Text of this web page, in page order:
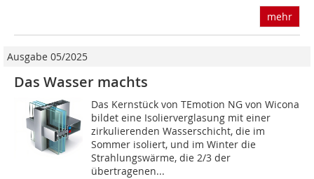
mehr
Ausgabe 05/2025
Das Wasser machts
Das Kernstück von TEmotion NG von Wicona
bildet eine Isolierverglasung mit einer
zirkulierenden Wasserschicht, die im
Sommer isoliert, und im Winter die
Strahlungswärme, die 2/3 der
übertragenen...